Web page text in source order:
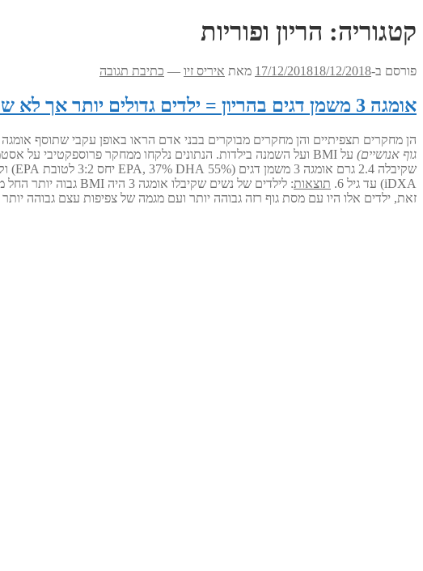
קטגוריה: הריון ופוריות
פורסם ב- 17/12/201818/12/2018 מאת איריס זיו — כתיבת תגובה
אומגה 3 משמן דגים בהריון = ילדים גדולים יותר אך לא שמנים יותר
הן מחקרים תצפיתיים והן מחקרים מבוקרים בבני אדם הראו באופן עקבי שתוסף אומגה 3 משמן דגים בהריון והנקה מביא לילוד במשקל לידה גבוה יותר. מחקר זה בודק האם לתיסוף אומגה 3 גם השפעה אנתרופומטרית
גוף אנושיים)
iDXA) עד גיל 6.
תוצאות
זאת, ילדים אלו היו עם מסת גוף רזה גבוהה יותר ועם מגמה של צפיפות עצם גבוהה יותר